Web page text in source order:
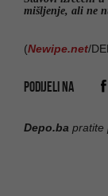
mišljenje, ali ne
(Newipe.net/
PODIJELI NA
Depo.ba pratite